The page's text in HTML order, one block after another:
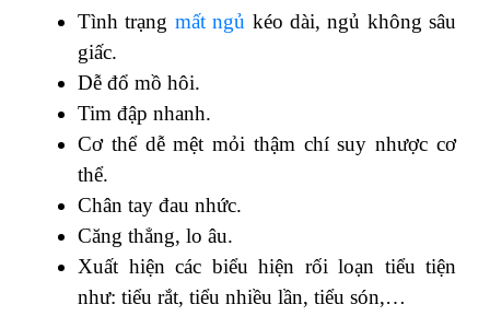
Tình trạng mất ngủ kéo dài, ngủ không sâu
giấc.
Dễ đổ mồ hôi.
Tim đập nhanh.
Cơ thể dễ mệt mỏi thậm chí suy nhược cơ
thể.
Chân tay đau nhức.
Căng thẳng, lo âu.
Xuất hiện các biểu hiện rối loạn tiểu tiện
như: tiểu rắt, tiểu nhiều lần, tiểu són,…